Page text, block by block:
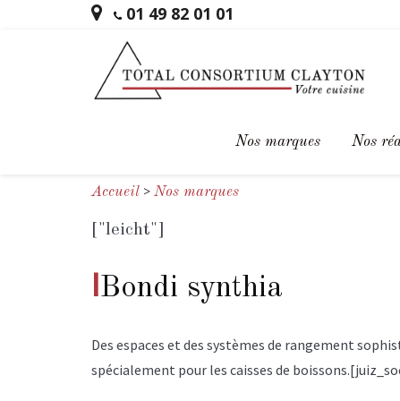
01 49 82 01 01
Nos marques Nos
Accueil > Nos marques
["leicht"]
IBondi synthia
Des espaces et des systèmes de rangement
spécialement pour les caisses de boissons.